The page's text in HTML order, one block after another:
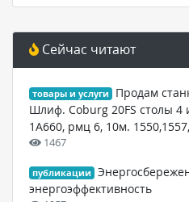
Сейчас читают
товары и услуги
Продам
Шлиф. Coburg 20FS столы 4
1А660, рмц 6, 10м.
1467
публикации
энергоэффективность